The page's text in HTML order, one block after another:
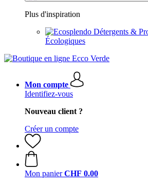
Plus d'inspiration
Détergents &
Écologiques
Mon compte
Identifiez-vous
Nouveau client ?
Créer un compte
Mon panier CHF 0.00